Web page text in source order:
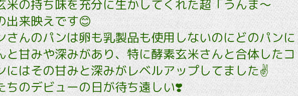
米の持ち味を充分に生かしてくれた超「うんま〜
来映えです😊
さんのパンは卵も乳製品も使用しないのにどのパンに
と甘みや深みがあり、特に酵素玄米さんと合体したコ
にはその甘みと深みがレベルアップしてました✌️
ちのデビューの日が待ち遠しい❣️